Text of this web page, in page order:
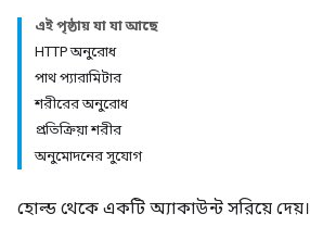
এই পৃষ্ঠায় যা যা আছে
HTTP অনুরোধ
পাথ প্যারামিটার
শরীরের অনুরোধ
প্রতিক্রিয়া শরীর
অনুমোদনের সুযোগ
হোল্ড থেকে একটি অ্যাকাউন্ট সরিয়ে দেয়।